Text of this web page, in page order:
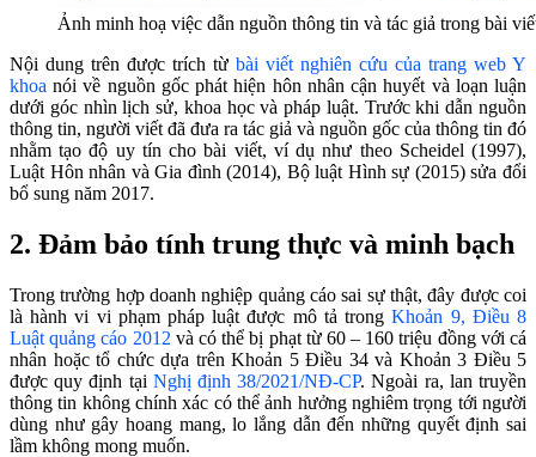
Ảnh minh hoạ việc dẫn nguồn thông tin và tác giả trong bài
Nội dung trên được trích từ bài viết nghiên cứu của trang web Y
khoa nói về nguồn gốc phát hiện hôn nhân cận huyết và loạn luận
dưới góc nhìn lịch sử, khoa học và pháp luật. Trước khi dẫn nguồn
thông tin, người viết đã đưa ra tác giả và nguồn gốc của thông tin đó
nhằm tạo độ uy tín cho bài viết, ví dụ như theo Scheidel (1997),
Luật Hôn nhân và Gia đình (2014), Bộ luật Hình sự (2015) sửa đổi
bổ sung năm 2017.
2. Đảm bảo tính trung thực và minh bạch
Trong trường hợp doanh nghiệp quảng cáo sai sự thật, đây được coi
là hành vi vi phạm pháp luật được mô tả trongKhoản 9, Điều 8
Luật quảng cáo 2012 và có thể bị phạt từ 60 – 160 triệu đồng với cá
nhân hoặc tổ chức dựa trên Khoản 5 Điều 34 và Khoản 3 Điều 5
được quy định tại Nghị định 38/2021/NĐ-CP. Ngoài ra, lan truyền
thông tin không chính xác có thể ảnh hưởng nghiêm trọng tới người
dùng như gây hoang mang, lo lắng dẫn đến những quyết định sai
lầm không mong muốn.